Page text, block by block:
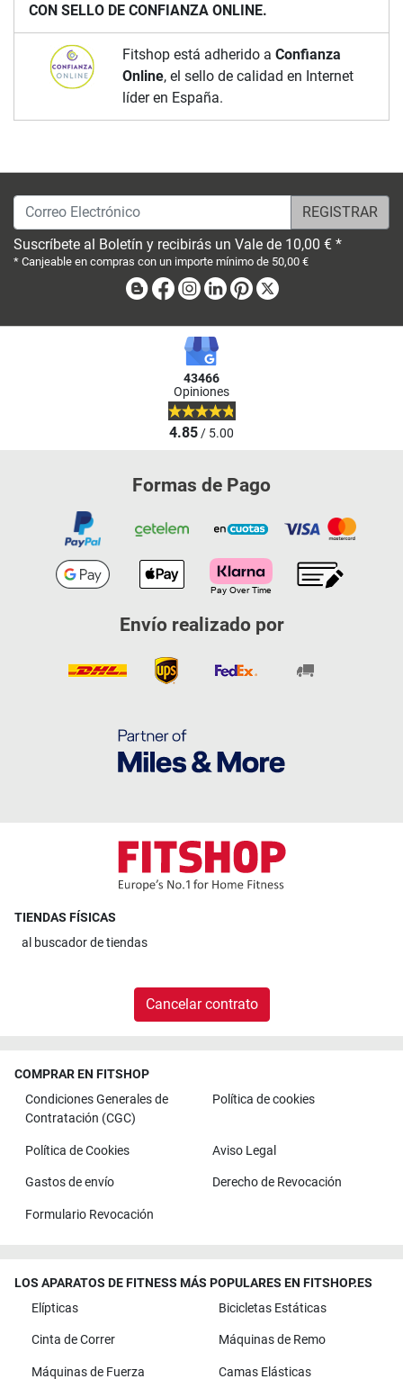
CON SELLO DE CONFIANZA ONLINE.
Fitshop está adherido a Confianza
Online, el sello de calidad en Internet
líder en España.
Correo Electrónico
Suscríbete al Boletín y recibirás un Vale de 10,00 € *
* Canjeable en compras con un importe mínimo de 50,00 €
BlogFacebook
Instagram
LinkedinPinterest
43466
Opiniones
4.85/ 5.00
Formas de Pago
Envío realizado por
TIENDAS FÍSICAS
al buscador de tiendas
Cancelar contrato
COMPRAR EN FITSHOP
Condiciones Generales de
Contratación (CGC)
Política de cookies
Política de Cookies Aviso Legal
Gastos de envío Derecho de Revocación
Formulario Revocación
LOS APARATOS DE FITNESS MÁS POPULARES EN FITSHOP.ES
Elípticas
Bicicletas Estáticas
Cinta de Correr Máquinas de Remo
Máquinas de Fuerza Camas Elásticas